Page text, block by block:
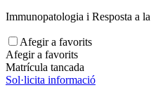
Immunopatologia i Resposta a
Afegir a favorits
Afegir a favorits
Matrícula tancada
Sol·licita informació